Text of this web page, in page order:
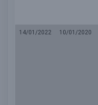
14/01/2022 10/01/2020